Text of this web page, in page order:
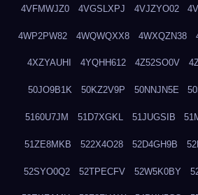
4VFMWJZ0 4VGSLXPJ 4VJZYO02
4WP2PW82 4WQWQXX8 4WXQZN38
4XZYAUHI 4YQHH612 4Z52SO0V
50JO9B1K 50KZ2V9P 50NNJN5E
5160U7JM 51D7XGKL 51JUGSIB
51ZE8MKB 522X4O28 52D4GH9B
52SYO0Q2 52TPECFV 52W5K0BY